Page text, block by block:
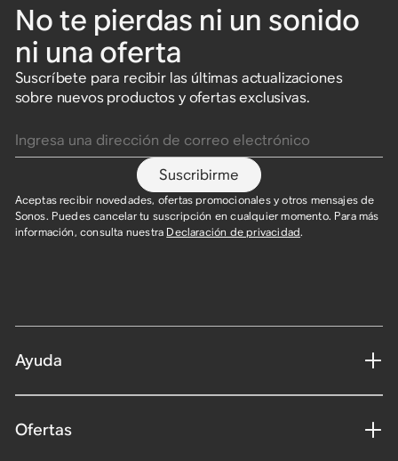
No te pierdas ni un sonido
ni una oferta
Suscríbete para recibir las últimas actualizaciones
sobre nuevos productos y ofertas exclusivas.
Suscribirme
Aceptas recibir novedades, ofertas promocionales y otros mensajes de
Sonos. Puedes cancelar tu suscripción en cualquier momento. Para más
información, consulta nuestra Declaración de privacidad.​
Ayuda
Ofertas